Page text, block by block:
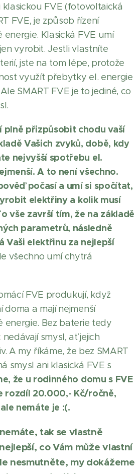
klasickou FVE (fotovoltaická
FVE, je způsob řízení
Klasická FVE umí
vyrobit. Jestli vlastníte
jste na tom lépe, protože
využít přebytky el. energie
SMART FVE je to jediné, co
plně přizpůsobit chodu vaší
Vašich zvyků, době, kdy
nejvyšší spotřebu el.
A to není všechno.
počasí a umí si spočítat,
elektřiny a kolik musí
vše završí tím, že na základě
parametrů, následně
Vaši elektřinu za nejlepší
všechno umí chytrá
FVE produkují, když
doma a mají nejmenší
energie. Bez baterie tedy
smysl, ať jejich
A my říkáme, že bez SMART
smysl ani klasická FVE s
že u rodinného domu s FVE
rozdíl 20.000,- Kč/ročně,
nemáte je :(.
nemáte, tak se vlastně
co Vám může vlastní
nesmutněte, my dokážeme